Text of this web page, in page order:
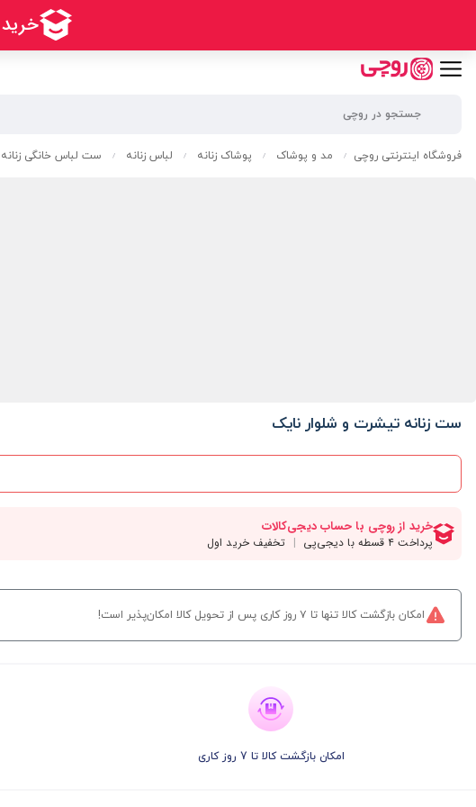
فروشگاه اینترنتی روچی / مد و پوشاک / پوشاک زنانه / لباس زنانه / ست لباس خانگی زنانه
ست زنانه تیشرت و شلوار نایک
امکان بازگشت کالا تنها تا ۷ روز کاری پس از تحویل کالا امکان‌پذیر است!
امکان بازگشت کالا تا 7 روز کاری